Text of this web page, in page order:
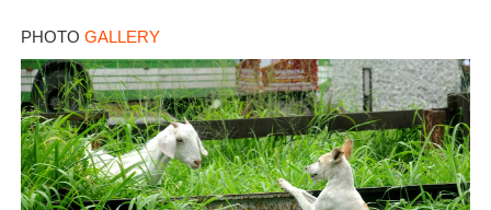
PHOTO GALLERY